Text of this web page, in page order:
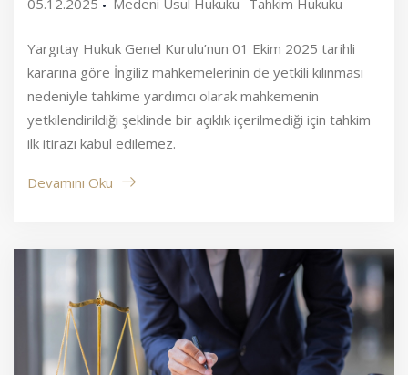
05.12.2025 Medeni Usul Hukuku Tahkim Hukuku
Yargıtay Hukuk Genel Kurulu’nun 01 Ekim 2025 tarihli
kararına göre İngiliz mahkemelerinin de yetkili kılınması
nedeniyle tahkime yardımcı olarak mahkemenin
yetkilendirildiği şeklinde bir açıklık içerilmediği için tahkim
ilk itirazı kabul edilemez.
Devamını Oku